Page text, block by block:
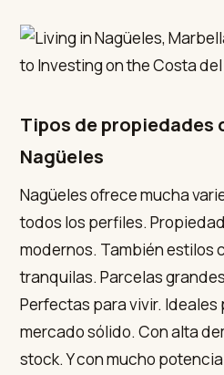
Tipos de propiedades
Nagüeles
Nagüeles ofrece mucha
todos los perfiles.
modernos. También estilos
tranquilas. Parcelas
Perfectas para vivir. Ideales
mercado sólido. Con alta
stock. Y con mucho